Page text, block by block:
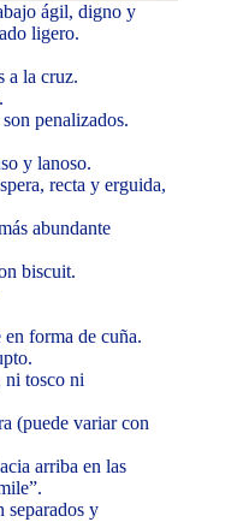
ágil, digno y
ligero.
a la cruz.
penalizados.
y lanoso.
recta y erguida,
abundante
biscuit.
forma de cuña.
ni tosco ni
(puede variar con
arriba en las
separados y